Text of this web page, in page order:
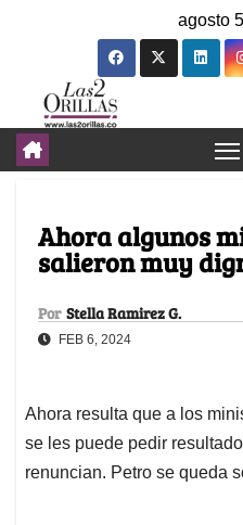
agosto
Ahora algunos
salieron muy
Por Stella Ramirez G.
FEB 6, 2024
Ahora resulta que a los
se les puede pedir
renuncian. Petro se queda